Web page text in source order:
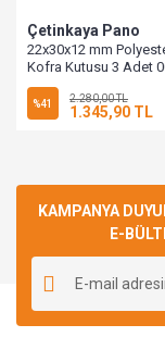
Çetinkaya Pano
22x30x12 mm
Kofra Kutusu 3 Adet
Takılabilir Ip 54
%41 2.280,00 TL
1.345,90 TL
KAMPANYA
E-